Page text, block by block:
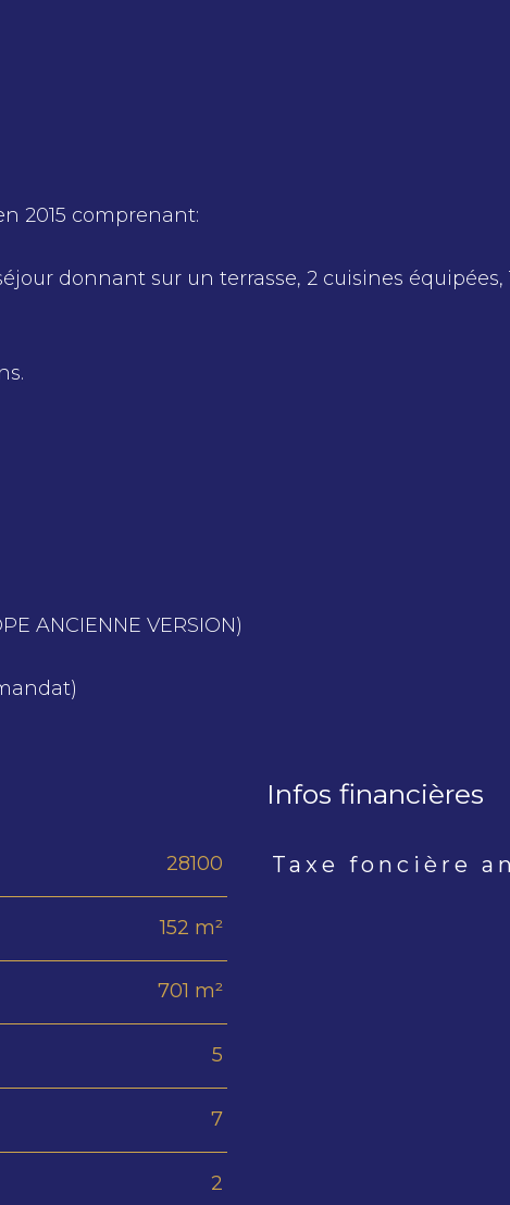
2015 comprenant:
donnant sur un terrasse, 2 cuisines équipées,
ANCIENNE VERSION)
28100
152 m²
701 m²
5
7
2
Infos financières
Caractéristiques Valeurs
Taxe foncière